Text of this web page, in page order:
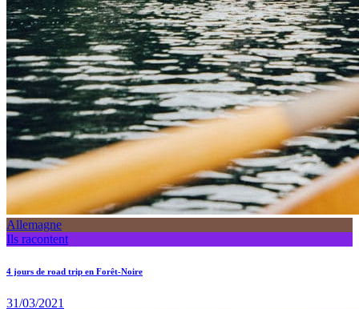
Allemagne
Ils racontent
4 jours de road trip en Forêt-Noire
31/03/2021